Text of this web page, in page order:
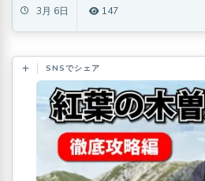
3月 6日 147
SNSでシェア